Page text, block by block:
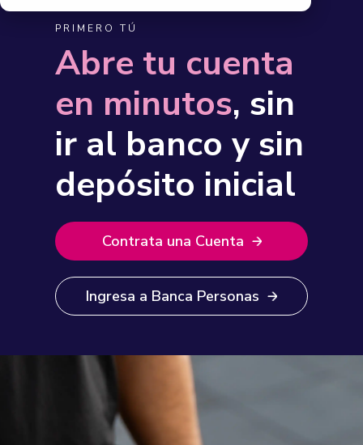
PRIMERO TÚ
Abre tu cuenta
en minutos, sin
ir al banco y sin
depósito inicial
Contrata una Cuenta
Ingresa a Banca Personas